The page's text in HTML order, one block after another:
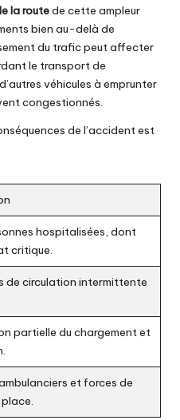
la routede cette ampleur
bien au-delà de
du trafic peut affecter
le transport de
véhicules à emprunter
congestionnés.
de l’accident est
hospitalisées, dont
critique.
de circulation intermittente
partielle du chargement et
et forces de
place.